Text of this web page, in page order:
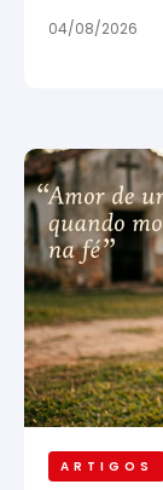
04/08/2026
ARTIGOS